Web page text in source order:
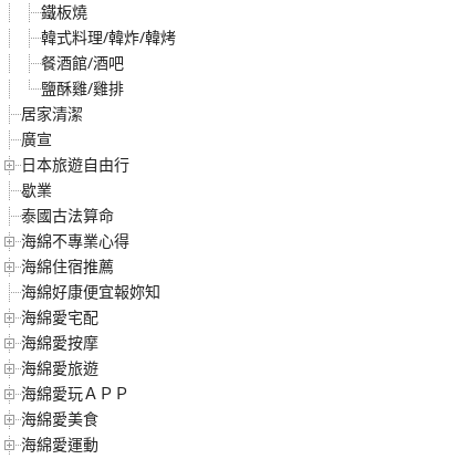
鐵板燒
韓式料理/韓炸/韓烤
餐酒館/酒吧
鹽酥雞/雞排
居家清潔
廣宣
日本旅遊自由行
歇業
泰國古法算命
海綿不專業心得
海綿住宿推薦
海綿好康便宜報妳知
海綿愛宅配
海綿愛按摩
海綿愛旅遊
海綿愛玩ＡＰＰ
海綿愛美食
海綿愛運動